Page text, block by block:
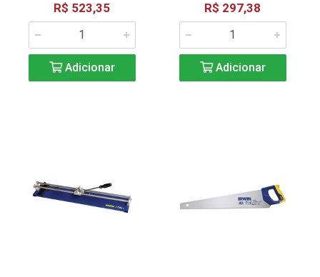
R$ 523,35
Adicionar
R$ 297,38
Adicionar